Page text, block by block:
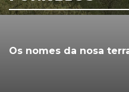
Os nomes da nosa